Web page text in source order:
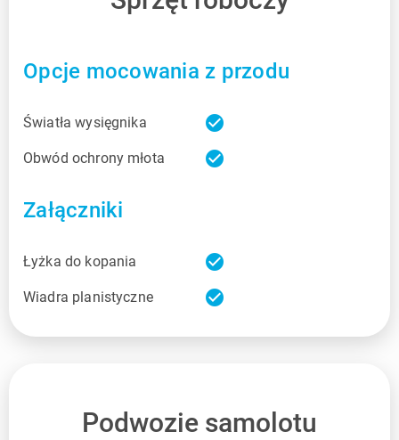
Opcje mocowania z przodu
Światła wysięgnika check_circle
Obwód ochrony młota check_circle
Załączniki
Łyżka do kopania check_circle
Wiadra planistyczne check_circle
Podwozie samolotu